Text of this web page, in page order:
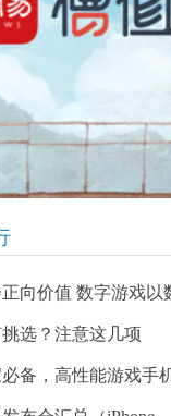
向价值 数字游戏以
选？注意这几项
备，高性能游戏手